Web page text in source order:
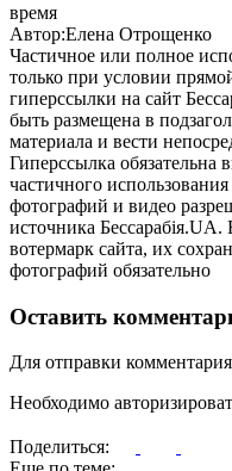
время
Автор:Елена Отрощенко
Частичное или полное
только при условии
гиперссылки на сайт
быть размещена в
материала и вести
Гиперссылка обязательна
частичного
фотографий и видео
источника
вотермарк сайта, их
фотографий обязательно
Оставить
Для отправки
Необходимо
Поделиться: